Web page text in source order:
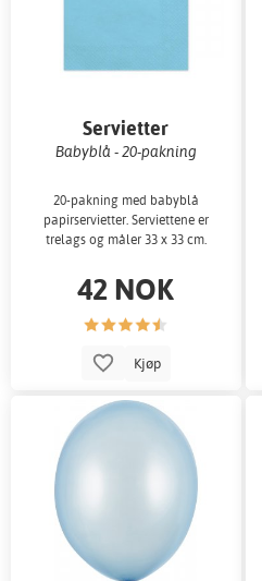
Servietter
Babyblå - 20-pakning
20-pakning med babyblå
papirservietter. Serviettene er
trelags og måler 33 x 33 cm.
42 NOK
Kjøp